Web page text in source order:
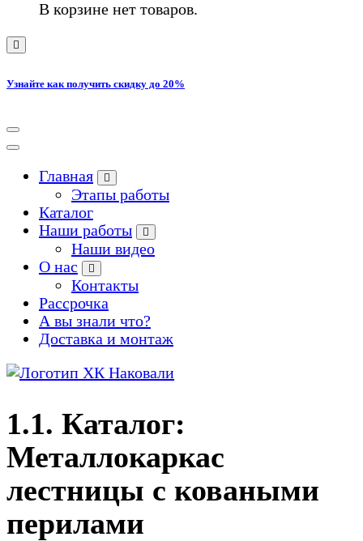
В корзине нет товаров.
Узнайте как получить скидку до 20%
Главная
Этапы работы
Каталог
Наши работы
Наши видео
О нас
Контакты
Рассрочка
А вы знали что?
Доставка и монтаж
1.1. Каталог:
Металлокаркас
лестницы с коваными
перилами